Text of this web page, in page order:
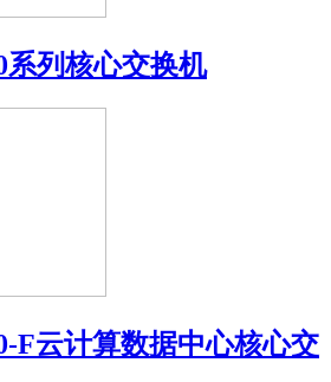
系列核心交换机
F云计算数据中心核心交